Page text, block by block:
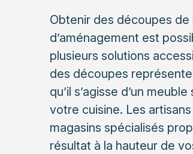
Obtenir des découpes
d’aménagement est
plusieurs solutions
des découpes
qu’il s’agisse d’un
votre cuisine. Les
magasins spécialisés
résultat à la hauteur de